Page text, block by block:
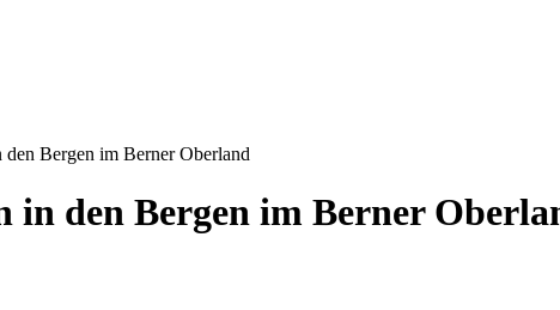
den Bergen im Berner Oberland
in den Bergen im Berner